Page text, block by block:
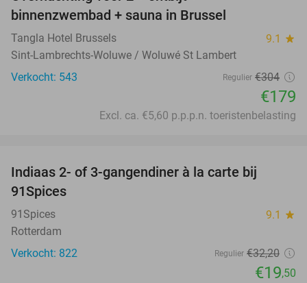
binnenzwembad + sauna in Brussel
Tangla Hotel Brussels 9.1 star
Sint-Lambrechts-Woluwe / Woluwé St Lambert
Verkocht: 543
Regulier €304
€179
Excl. ca. €5,60 p.p.p.n. toeristenbelasting
Indiaas 2- of 3-gangendiner à la carte bij
91Spices
91Spices 9.1 star
Rotterdam
Verkocht: 822
Regulier €32,20
€19,50